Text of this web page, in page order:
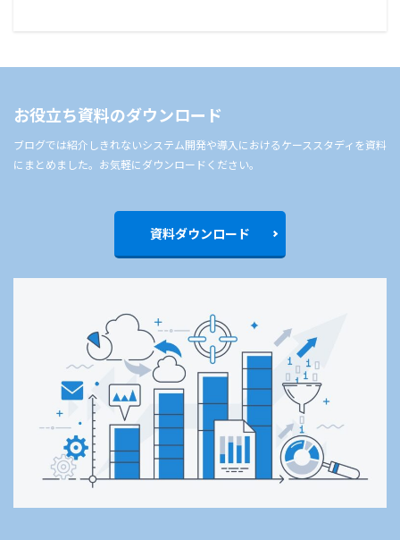
お役立ち資料のダウンロード
ブログでは紹介しきれないシステム開発や導入におけるケーススタディを資料
にまとめました。お気軽にダウンロードください。
資料ダウンロード